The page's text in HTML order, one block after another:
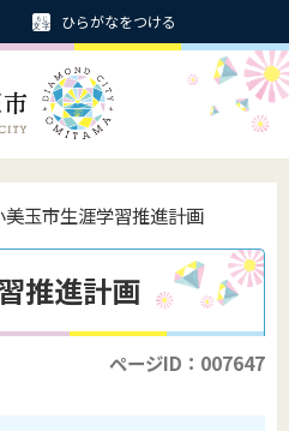
ひらがなをつける
美玉市生涯学習推進計画
推進計画
ページID：007647